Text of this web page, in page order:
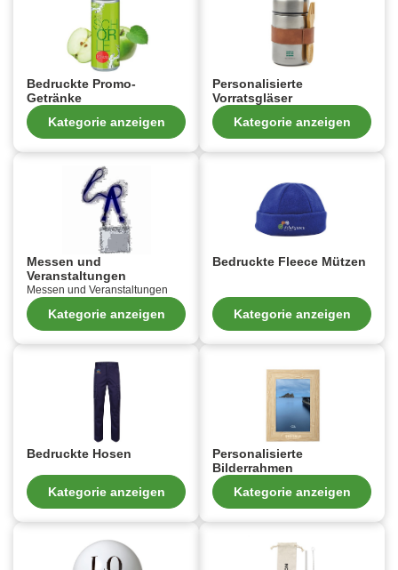
Bedruckte Promo-
Getränke
Kategorie anzeigen
Personalisierte
Vorratsgläser
Kategorie anzeigen
Messen und
Veranstaltungen
Messen und Veranstaltungen
Kategorie anzeigen
Bedruckte Fleece Mützen
Kategorie anzeigen
Bedruckte Hosen
Kategorie anzeigen
Personalisierte
Bilderrahmen
Kategorie anzeigen